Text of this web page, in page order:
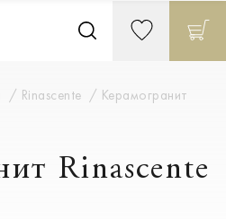
Rinascente
Керамогранит
Rinascente